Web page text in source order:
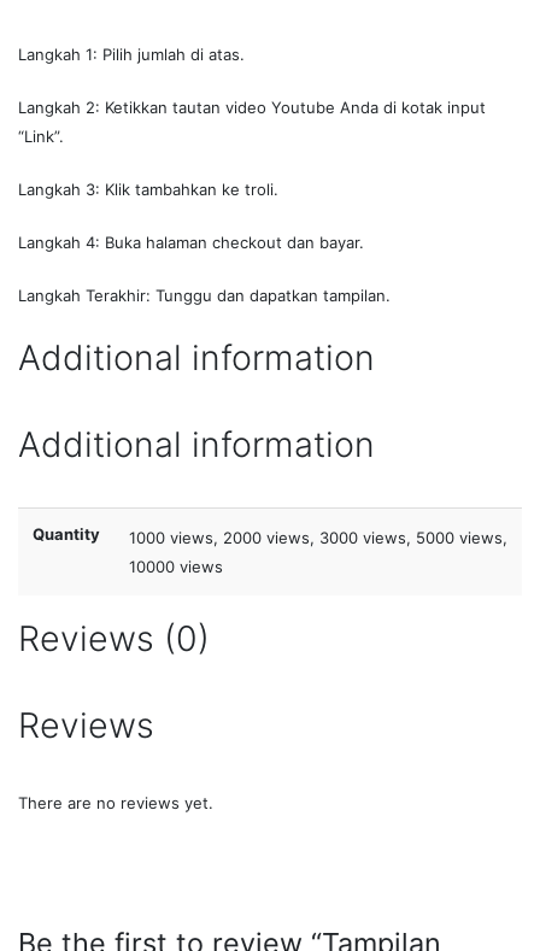
Langkah 1: Pilih jumlah di atas.
Langkah 2: Ketikkan tautan video Youtube Anda di kotak input
“Link”.
Langkah 3: Klik tambahkan ke troli.
Langkah 4: Buka halaman checkout dan bayar.
Langkah Terakhir: Tunggu dan dapatkan tampilan.
Additional information
Additional information
Quantity
1000 views, 2000 views, 3000 views, 5000 views,
10000 views
Reviews (0)
Reviews
There are no reviews yet.
Be the first to review “Tampilan